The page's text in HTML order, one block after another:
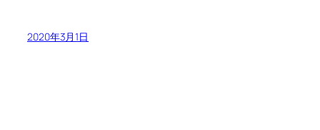
2020年3月1日